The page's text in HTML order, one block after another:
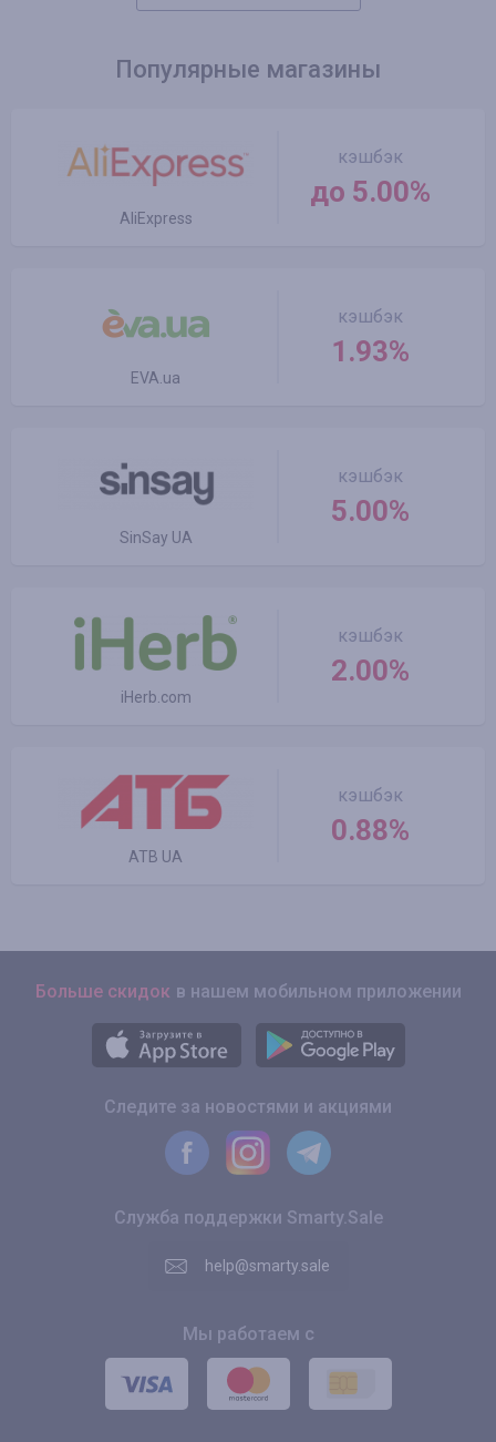
Популярные магазины
AliExpress
кэшбэк
до 5.00%
EVA.ua
кэшбэк
1.93%
SinSay UA
кэшбэк
5.00%
iHerb.com
кэшбэк
2.00%
ATB UA
кэшбэк
0.88%
Больше скидок в нашем мобильном приложении
Следите за новостями и акциями
Служба поддержки Smarty.Sale
help@smarty.sale
Мы работаем с